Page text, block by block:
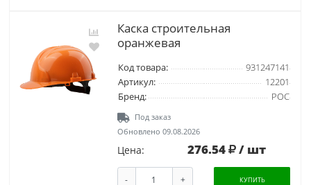
Каска строительная
оранжевая
Код товара:
931247141
Артикул:
12201
Бренд:
РОС
Под заказ
Обновлено 09.08.2026
Цена: 276.54 / шт
- + КУПИТЬ